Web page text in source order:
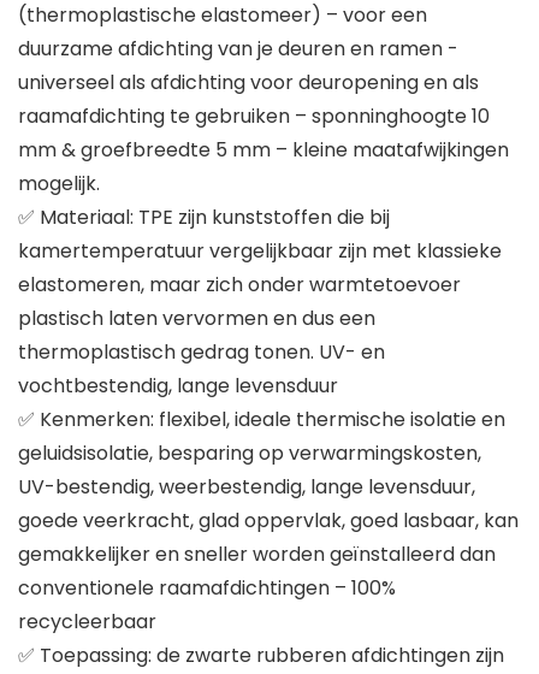
(thermoplastische elastomeer) – voor een
duurzame afdichting van je deuren en ramen -
universeel als afdichting voor deuropening en als
raamafdichting te gebruiken – sponninghoogte 10
mm & groefbreedte 5 mm – kleine maatafwijkingen
mogelijk.
✅ Materiaal: TPE zijn kunststoffen die bij
kamertemperatuur vergelijkbaar zijn met klassieke
elastomeren, maar zich onder warmtetoevoer
plastisch laten vervormen en dus een
thermoplastisch gedrag tonen. UV- en
vochtbestendig, lange levensduur
✅ Kenmerken: flexibel, ideale thermische isolatie en
geluidsisolatie, besparing op verwarmingskosten,
UV-bestendig, weerbestendig, lange levensduur,
goede veerkracht, glad oppervlak, goed lasbaar, kan
gemakkelijker en sneller worden geïnstalleerd dan
conventionele raamafdichtingen – 100%
recycleerbaar
✅ Toepassing: de zwarte rubberen afdichtingen zijn